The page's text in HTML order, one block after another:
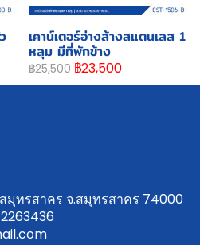
เคาน์เตอร์อ่างล้างสแตนเลส 1
หลุม มีที่พักข้าง
฿25,500 ฿23,500
มุทรสาคร จ.สมุทรสาคร 74000